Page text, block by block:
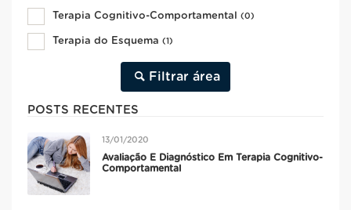
Terapia Cognitivo-Comportamental (0)
Terapia do Esquema (1)
Filtrar área
POSTS RECENTES
13/01/2020
Avaliação E Diagnóstico Em Terapia Cognitivo-
Comportamental